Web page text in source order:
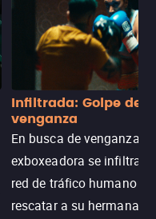
Infiltrada: Golpe de
venganza
En busca de venganza,
exboxeadora se infiltra
red de tráfico humano
rescatar a su hermana